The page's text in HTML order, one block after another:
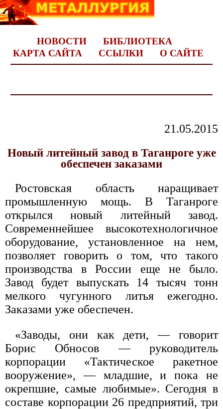
НОВОСТИ
БИБЛИОТЕКА
КАРТА САЙТА
ССЫЛКИ О САЙТЕ
21.05.2015
Новый литейный завод в Таганроге уже
обеспечен заказами
Ростовская область наращивает
промышленную мощь. В Таганроге
открылся новый литейный завод.
Современнейшее высокотехнологичное
оборудование, установленное на нем,
позволяет говорить о том, что такого
производства в России еще не было.
Завод будет выпускать 14 тысяч тонн
мелкого чугунного литья ежегодно.
Заказами уже обеспечен.
«Заводы, они как дети, — говорит
Борис Обносов — руководитель
корпорации «Тактическое ракетное
вооружение», — младшие, и пока не
окрепшие, самые любимые». Сегодня в
составе корпорации 26 предприятий, три